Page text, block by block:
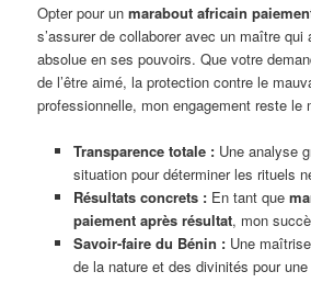
Opter pour unmarabout africain
s’assurer de collaborer avec un maître qui
absolue en ses pouvoirs. Que votre
de l’être aimé, la protection contre le
professionnelle, mon engagement reste le
Transparence totale :Une analyse
situation pour déterminer les rituels
Résultats concrets :En tant que
paiement après résultat, mon
Savoir-faire du Bénin :Une
de la nature et des divinités pour